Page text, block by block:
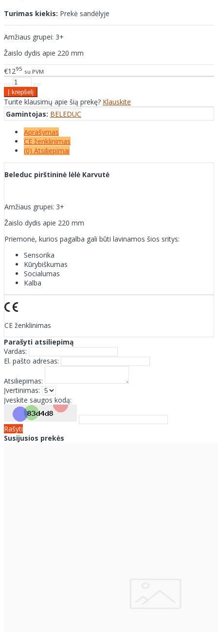
Turimas kiekis: Prekė sandėlyje
Amžiaus grupei: 3+
Žaislo dydis apie 220 mm
€1295 su PVM
Turite klausimų apie šią prekę? Klauskite
Gamintojas: BELEDUC
Aprašymas
CE ženklinimas
(0) Atsiliepimai
Beleduc pirštininė lėlė Karvutė
Amžiaus grupei: 3+
Žaislo dydis apie 220 mm
Priemonė, kurios pagalba gali būti lavinamos šios sritys:
Sensorika
Kūrybiškumas
Socialumas
Kalba
CE ženklinimas
Parašyti atsiliepimą
Vardas:
El. pašto adresas:
Atsiliepimas:
Įvertinimas:
Įveskite saugos kodą:
Rašyti
Susijusios prekės